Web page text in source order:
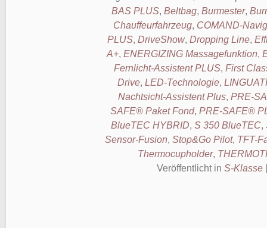
BAS PLUS, Beltbag, Burmester,
Chauffeurfahrzeug, COMAND-
PLUS, DriveShow, Dropping Line,
A+, ENERGIZING Massagefunktion,
Fernlicht-Assistent PLUS, First
Drive, LED-Technologie,
Nachtsicht-Assistent Plus, PRE-
SAFE® Paket Fond, PRE-SAFE®
BlueTEC HYBRID, S 350 BlueTEC,
Sensor-Fusion, Stop&Go Pilot, TFT-
Thermocupholder,
Veröffentlicht in S-Klasse